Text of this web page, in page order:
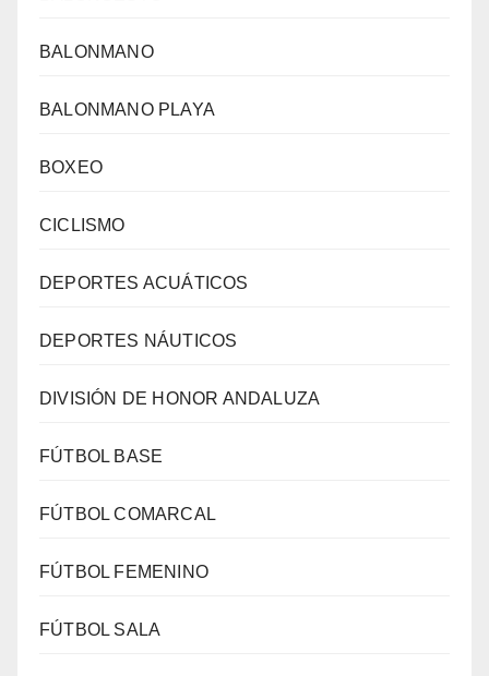
BALONMANO
BALONMANO PLAYA
BOXEO
CICLISMO
DEPORTES ACUÁTICOS
DEPORTES NÁUTICOS
DIVISIÓN DE HONOR ANDALUZA
FÚTBOL BASE
FÚTBOL COMARCAL
FÚTBOL FEMENINO
FÚTBOL SALA